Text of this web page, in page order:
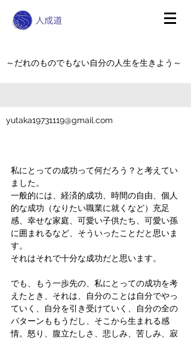
～だれのものでもない自分の人生を生きよう～
yutaka19731119@gmail.com
私にとっての成功って何だろう？と考えてい
ました。
一般的には、経済的成功、時間の自由、個人
的な成功（なりたい職業に就くなど）充足
感、幸せな家庭、可愛い子供たち、可愛い孫
に囲まれるなど、そういったことだと思いま
す。
それはそれで十分な成功だと思います。
でも、もう一歩先の、私にとっての成功を考
えたとき、それは、自分のことは自分でやっ
ていく、自分を引き受けていく、自分の全の
パターンももうだし、そこから生まれる感
情。怒り、腹立たしさ、悲しみ、苦しみ、寂